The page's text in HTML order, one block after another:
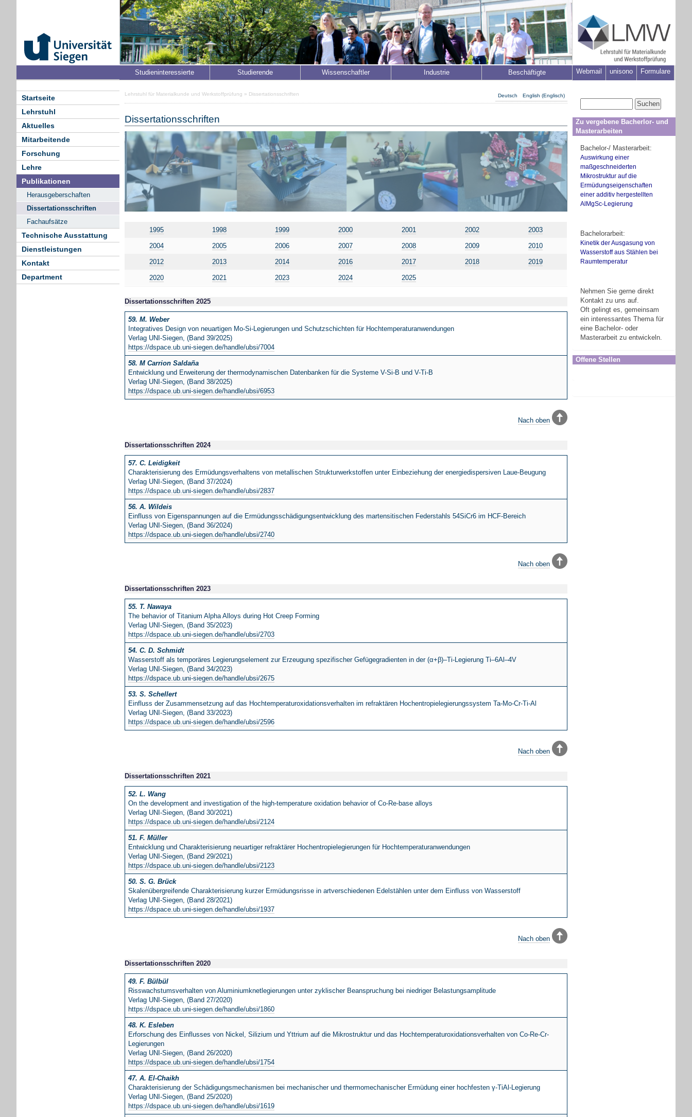
Studieninteressierte Studierende Wissenschaftler Industrie Beschäftigte Webmail unisono Formulare
Startseite
Lehrstuhl
Aktuelles
Mitarbeitende
Forschung
Lehre
Publikationen
Herausgeberschaften
Dissertationsschriften
Fachaufsätze
Technische Ausstattung
Dienstleistungen
Kontakt
Department
Lehrstuhl für Materialkunde und Werkstoffprüfung » Dissertationsschriften Deutsch English (Englisch)
Dissertationsschriften
1995 1998 1999 2000 2001 2002 2003
2004 2005 2006 2007 2008 2009 2010
2012 2013 2014 2016 2017 2018 2019
2020 2021 2023 2024 2025
Dissertationsschriften 2025
59. M. Weber
Integratives Design von neuartigen Mo-Si-Legierungen und Schutzschichten für Hochtemperaturanwendungen
Verlag UNI-Siegen, (Band 39/2025)
https://dspace.ub.uni-siegen.de/handle/ubsi/7004
58. M Carrion Saldaña
Entwicklung und Erweiterung der thermodynamischen Datenbanken für die Systeme V-Si-B und V-Ti-B
Verlag UNI-Siegen, (Band 38/2025)
https://dspace.ub.uni-siegen.de/handle/ubsi/6953
Nach oben
Dissertationsschriften 2024
57. C. Leidigkeit
Charakterisierung des Ermüdungsverhaltens von metallischen Strukturwerkstoffen unter Einbeziehung der energiedispersiven Laue-Beugung
Verlag UNI-Siegen, (Band 37/2024)
https://dspace.ub.uni-siegen.de/handle/ubsi/2837
56. A. Wildeis
Einfluss von Eigenspannungen auf die Ermüdungsschädigungsentwicklung des martensitischen Federstahls 54SiCr6 im HCF-Bereich
Verlag UNI-Siegen, (Band 36/2024)
https://dspace.ub.uni-siegen.de/handle/ubsi/2740
Nach oben
Dissertationsschriften 2023
55. T. Nawaya
The behavior of Titanium Alpha Alloys during Hot Creep Forming
Verlag UNI-Siegen, (Band 35/2023)
https://dspace.ub.uni-siegen.de/handle/ubsi/2703
54. C. D. Schmidt
Wasserstoff als temporäres Legierungselement zur Erzeugung spezifischer Gefügegradienten in der (α+β)–Ti-Legierung Ti–6Al–4V
Verlag UNI-Siegen, (Band 34/2023)
https://dspace.ub.uni-siegen.de/handle/ubsi/2675
53. S. Schellert
Einfluss der Zusammensetzung auf das Hochtemperaturoxidationsverhalten im refraktären Hochentropielegierungssystem Ta-Mo-Cr-Ti-Al
Verlag UNI-Siegen, (Band 33/2023)
https://dspace.ub.uni-siegen.de/handle/ubsi/2596
Nach oben
Dissertationsschriften 2021
52. L. Wang
On the development and investigation of the high-temperature oxidation behavior of Co-Re-base alloys
Verlag UNI-Siegen, (Band 30/2021)
https://dspace.ub.uni-siegen.de/handle/ubsi/2124
51. F. Müller
Entwicklung und Charakterisierung neuartiger refraktärer Hochentropielegierungen für Hochtemperaturanwendungen
Verlag UNI-Siegen, (Band 29/2021)
https://dspace.ub.uni-siegen.de/handle/ubsi/2123
50. S. G. Brück
Skalenübergreifende Charakterisierung kurzer Ermüdungsrisse in artverschiedenen Edelstählen unter dem Einfluss von Wasserstoff
Verlag UNI-Siegen, (Band 28/2021)
https://dspace.ub.uni-siegen.de/handle/ubsi/1937
Nach oben
Dissertationsschriften 2020
49. F. Bülbül
Risswachstumsverhalten von Aluminiumknetlegierungen unter zyklischer Beanspruchung bei niedriger Belastungsamplitude
Verlag UNI-Siegen, (Band 27/2020)
https://dspace.ub.uni-siegen.de/handle/ubsi/1860
48. K. Esleben
Erforschung des Einflusses von Nickel, Silizium und Yttrium auf die Mikrostruktur und das Hochtemperaturoxidationsverhalten von Co-Re-Cr-
Legierungen
Verlag UNI-Siegen, (Band 26/2020)
https://dspace.ub.uni-siegen.de/handle/ubsi/1754
47. A. El-Chaikh
Charakterisierung der Schädigungsmechanismen bei mechanischer und thermomechanischer Ermüdung einer hochfesten γ-TiAl-Legierung
Verlag UNI-Siegen, (Band 25/2020)
https://dspace.ub.uni-siegen.de/handle/ubsi/1619
Zu vergebene Bacherlor- und
Masterarbeiten
Bachelor-/ Masterarbeit:
Auswirkung einer
maßgeschneiderten
Mikrostruktur auf die
Ermüdungseigenschaften
einer additiv hergestellten
AlMgSc-Legierung
Bachelorarbeit:
Kinetik der Ausgasung von
Wasserstoff aus Stählen bei
Raumtemperatur
Nehmen Sie gerne direkt
Kontakt zu uns auf.
Oft gelingt es, gemeinsam
ein interessantes Thema für
eine Bachelor- oder
Masterarbeit zu entwickeln.
Offene Stellen